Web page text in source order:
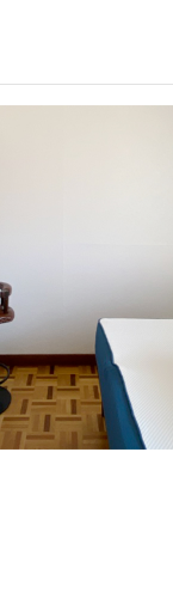
京都市の中心部まで
市駅下車徒歩2分）
ョン（京阪枚方市
・枚方公園駅間）
葉駅前下車）
枚方公園駅下車）
清水八幡宮駅より
見稲荷大社下車）
アム（京阪西三荘
がメールにてオス
ています。
レットやフリーペー
ース等】
MOKU 菅原生涯学